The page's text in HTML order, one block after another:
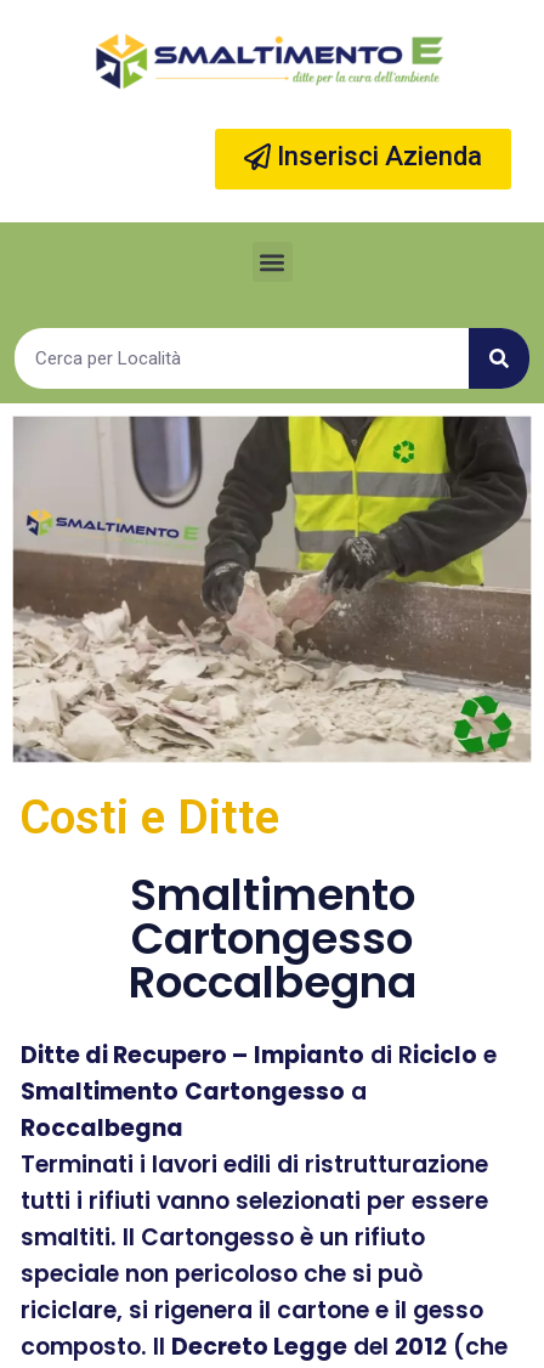
Inserisci Azienda
Costi e Ditte
Smaltimento
Cartongesso
Roccalbegna
Ditte di Recupero – Impianto di Riciclo e
Smaltimento Cartongesso a
Roccalbegna
Terminati i lavori edili di ristrutturazione
tutti i rifiuti vanno selezionati per essere
smaltiti. Il Cartongesso è un rifiuto
speciale non pericoloso che si può
riciclare, si rigenera il cartone e il gesso
composto. Il Decreto Legge del 2012 (che